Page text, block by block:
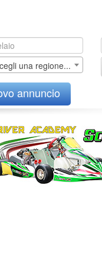
una regione...
annuncio